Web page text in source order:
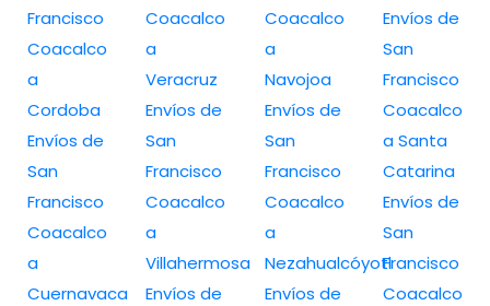
Francisco
Coacalco
a
Cordoba
Envíos de
San
Francisco
Coacalco
a
Cuernavaca
Coacalco
a
Veracruz
Envíos de
San
Francisco
Coacalco
a
Villahermosa
Envíos de
Coacalco
a
Navojoa
Envíos de
San
Francisco
Coacalco
a
Nezahualcóyotl
Envíos de
Envíos de
San
Francisco
Coacalco
a Santa
Catarina
Envíos de
San
Francisco
Coacalco